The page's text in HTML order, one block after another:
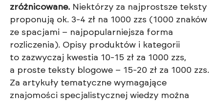
zróżnicowane. Niektórzy za najprostsze teksty
proponują ok. 3-4 zł na 1000 zzs (1000 znaków
ze spacjami – najpopularniejsza forma
rozliczenia). Opisy produktów i kategorii
to zazwyczaj kwestia 10-15 zł za 1000 zzs,
a proste teksty blogowe – 15-20 zł za 1000 zzs.
Za artykuły tematyczne wymagające
znajomości specjalistycznej wiedzy można